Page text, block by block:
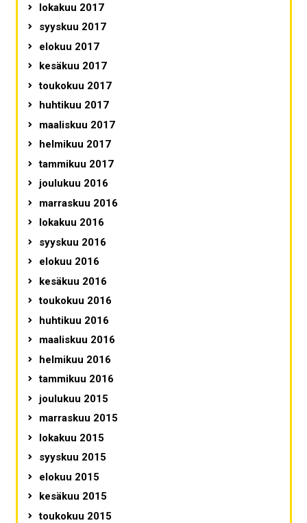
lokakuu 2017
syyskuu 2017
elokuu 2017
kesäkuu 2017
toukokuu 2017
huhtikuu 2017
maaliskuu 2017
helmikuu 2017
tammikuu 2017
joulukuu 2016
marraskuu 2016
lokakuu 2016
syyskuu 2016
elokuu 2016
kesäkuu 2016
toukokuu 2016
huhtikuu 2016
maaliskuu 2016
helmikuu 2016
tammikuu 2016
joulukuu 2015
marraskuu 2015
lokakuu 2015
syyskuu 2015
elokuu 2015
kesäkuu 2015
toukokuu 2015